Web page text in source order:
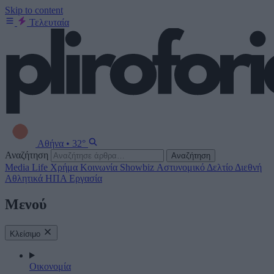
Skip to content
Τελευταία
Αθήνα • 32°
Αναζήτηση
Αναζήτηση
Media Life Χρήμα Κοινωνία Showbiz Αστυνομικό Δελτίο Διεθνή
Αθλητικά ΗΠΑ Εργασία
Μενού
Κλείσιμο
Οικονομία